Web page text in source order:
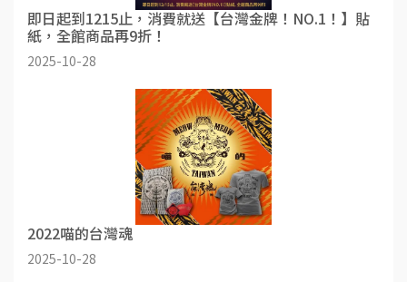
即日起到1215止，消費就送【台灣金牌！NO.1！】貼
紙，全館商品再9折！
2025-10-28
2022喵的台灣魂
2025-10-28